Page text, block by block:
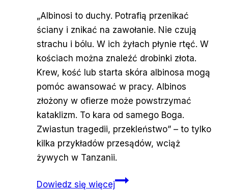
„Albinosi to duchy. Potrafią przenikać
ściany i znikać na zawołanie. Nie czują
strachu i bólu. W ich żyłach płynie rtęć. W
kościach można znaleźć drobinki złota.
Krew, kość lub starta skóra albinosa mogą
pomóc awansować w pracy. Albinos
złożony w ofierze może powstrzymać
kataklizm. To kara od samego Boga.
Zwiastun tragedii, przekleństwo” – to tylko
kilka przykładów przesądów, wciąż
żywych w Tanzanii.
Dowiedz się więcejCena